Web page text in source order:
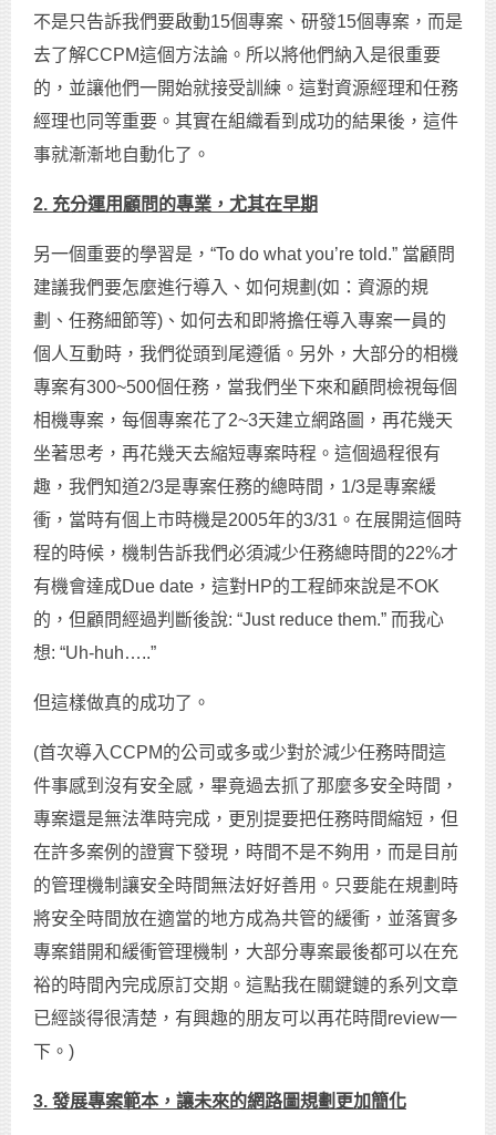
不是只告訴我們要啟動15個專案、研發15個專案，而是
去了解CCPM這個方法論。所以將他們納入是很重要
的，並讓他們一開始就接受訓練。這對資源經理和任務
經理也同等重要。其實在組織看到成功的結果後，這件
事就漸漸地自動化了。
2. 充分運用顧問的專業，尤其在早期
另一個重要的學習是，“To do what you’re told.” 當顧問
建議我們要怎麼進行導入、如何規劃(如：資源的規
劃、任務細節等)、如何去和即將擔任導入專案一員的
個人互動時，我們從頭到尾遵循。另外，大部分的相機
專案有300~500個任務，當我們坐下來和顧問檢視每個
相機專案，每個專案花了2~3天建立網路圖，再花幾天
坐著思考，再花幾天去縮短專案時程。這個過程很有
趣，我們知道2/3是專案任務的總時間，1/3是專案緩
衝，當時有個上市時機是2005年的3/31。在展開這個時
程的時候，機制告訴我們必須減少任務總時間的22%才
有機會達成Due date，這對HP的工程師來說是不OK
的，但顧問經過判斷後說: “Just reduce them.” 而我心
想: “Uh-huh…..”
但這樣做真的成功了。
(首次導入CCPM的公司或多或少對於減少任務時間這
件事感到沒有安全感，畢竟過去抓了那麼多安全時間，
專案還是無法準時完成，更別提要把任務時間縮短，但
在許多案例的證實下發現，時間不是不夠用，而是目前
的管理機制讓安全時間無法好好善用。只要能在規劃時
將安全時間放在適當的地方成為共管的緩衝，並落實多
專案錯開和緩衝管理機制，大部分專案最後都可以在充
裕的時間內完成原訂交期。這點我在關鍵鏈的系列文章
已經談得很清楚，有興趣的朋友可以再花時間review一
下。)
3. 發展專案範本，讓未來的網路圖規劃更加簡化